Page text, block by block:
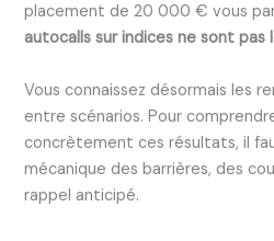
placement de 20 000 € vous
autocalls sur indices ne sont pas
Vous connaissez désormais les
entre scénarios. Pour
concrètement ces résultats, il
mécanique des barrières, des
rappel anticipé.